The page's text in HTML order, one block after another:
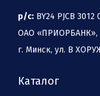
р/с: BY24 PJCB
ОАО «ПРИОРБАНК»,
г. Минск, ул. В
Каталог